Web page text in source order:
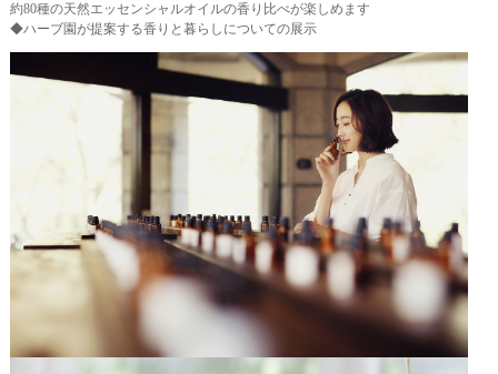
約80種の天然エッセンシャルオイルの香り比べが楽しめます
◆ハーブ園が提案する香りと暮らしについての展示